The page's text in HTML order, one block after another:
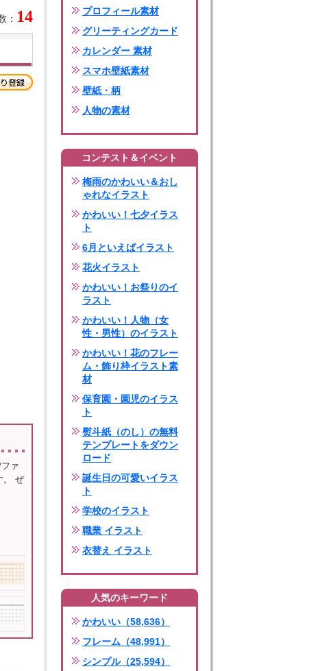
： 14
ァ
。 ぜ
プロフィール素材
グリーティングカード
カレンダー 素材
スマホ壁紙素材
壁紙・柄
人物の素材
コンテスト＆イベント
梅雨のかわいい＆おし
ゃれなイラスト
かわいい！七夕イラス
ト
6月といえばイラスト
花火イラスト
かわいい！お祭りのイ
ラスト
かわいい！人物（女
性・男性）のイラスト
かわいい！花のフレー
ム・飾り枠イラスト素
材
保育園・園児のイラス
ト
熨斗紙（のし）の無料
テンプレートをダウン
ロード
誕生日の可愛いイラス
ト
学校のイラスト
職業 イラスト
衣替え イラスト
人気のキーワード
かわいい（58,636）
フレーム（48,991）
シンプル（25,594）